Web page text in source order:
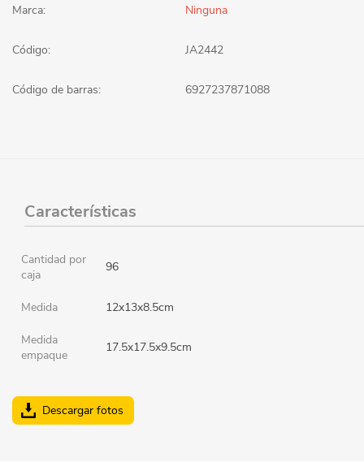
Marca: Ninguna
Código: JA2442
Código de barras: 6927237871088
Características
Cantidad por
caja
96
Medida 12x13x8.5cm
Medida
empaque
17.5x17.5x9.5cm
Descargar fotos